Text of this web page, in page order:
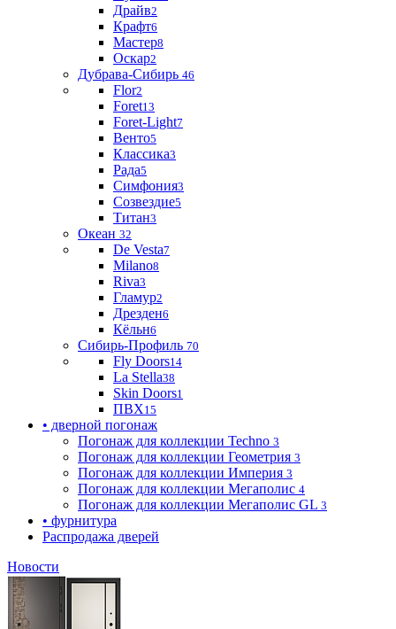
Драйв2
Крафт6
Мастер8
Оскар2
Дубрава-Сибирь 46
Flor2
Foret13
Foret-Light7
Венто5
Классика3
Рада5
Симфония3
Созвездие5
Титан3
Океан 32
De Vesta7
Milano8
Riva3
Гламур2
Дрезден6
Кёльн6
Сибирь-Профиль 70
Fly Doors14
La Stella38
Skin Doors1
ПВХ15
• дверной погонаж
Погонаж для коллекции Techno 3
Погонаж для коллекции Геометрия 3
Погонаж для коллекции Империя 3
Погонаж для коллекции Мегаполис 4
Погонаж для коллекции Мегаполис GL 3
• фурнитура
Распродажа дверей
Новости